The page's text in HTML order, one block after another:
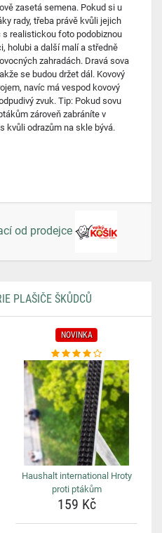
zasetá semena. Pokud si u
rady, třeba právě kvůli jejich
realistickou foto podobiznou
holubi a další malí a středně
zahradách. Dravá sova
se budou držet dál. Kovový
navíc má vespod kovový
zvuk. Tip: Pokud sovu
zároveň zabráníte v
kvůli odrazům na skle bývá.
od prodejce
PLAŠIČE ŠKŮDCŮ
NOVINKA
Haushalt international Hroty
proti ptákům
159 Kč